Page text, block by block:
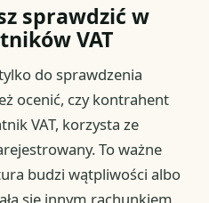
sprawdzić w
VAT
do sprawdzenia
ocenić, czy kontrahent
VAT, korzysta ze
To ważne
budzi wątpliwości albo